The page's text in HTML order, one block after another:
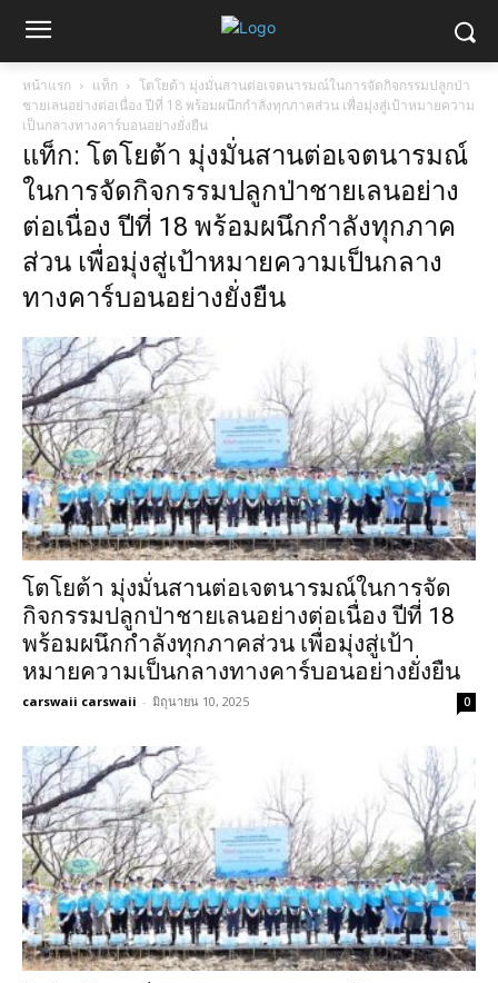
หน้าแรก แท็ก
โตโยต้า มุ่งมั่นสานต่อเจตนารมณ์ในการจัดกิจกรรมปลูกป่า
ชายเลนอย่างต่อเนื่อง ปีที่ 18 พร้อมผนึกกำลังทุกภาคส่วน เพื่อมุ่งสู่เป้าหมายความ
เป็นกลางทางคาร์บอนอย่างยั่งยืน
แท็ก: โตโยต้า มุ่งมั่นสานต่อเจตนารมณ์
ในการจัดกิจกรรมปลูกป่าชายเลนอย่าง
ต่อเนื่อง ปีที่ 18 พร้อมผนึกกำลังทุกภาค
ส่วน เพื่อมุ่งสู่เป้าหมายความเป็นกลาง
ทางคาร์บอนอย่างยั่งยืน
โตโยต้า มุ่งมั่นสานต่อเจตนารมณ์ในการจัด
กิจกรรมปลูกป่าชายเลนอย่างต่อเนื่อง ปีที่ 18
พร้อมผนึกกำลังทุกภาคส่วน เพื่อมุ่งสู่เป้า
หมายความเป็นกลางทางคาร์บอนอย่างยั่งยืน
carswaii carswaii - มิถุนายน 10, 2025 0